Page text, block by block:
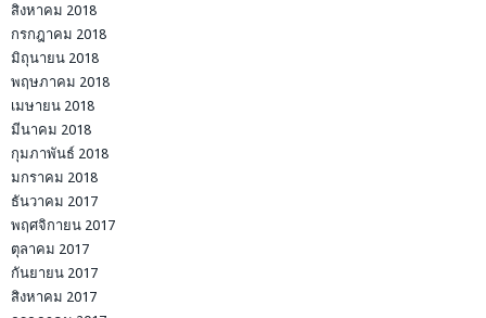
สิงหาคม 2018
กรกฎาคม 2018
มิถุนายน 2018
พฤษภาคม 2018
เมษายน 2018
มีนาคม 2018
กุมภาพันธ์ 2018
มกราคม 2018
ธันวาคม 2017
พฤศจิกายน 2017
ตุลาคม 2017
กันยายน 2017
สิงหาคม 2017